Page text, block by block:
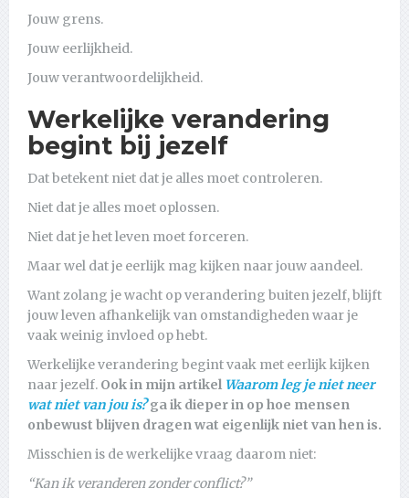
Jouw grens.
Jouw eerlijkheid.
Jouw verantwoordelijkheid.
Werkelijke verandering
begint bij jezelf
Dat betekent niet dat je alles moet controleren.
Niet dat je alles moet oplossen.
Niet dat je het leven moet forceren.
Maar wel dat je eerlijk mag kijken naar jouw aandeel.
Want zolang je wacht op verandering buiten jezelf, blijft
jouw leven afhankelijk van omstandigheden waar je
vaak weinig invloed op hebt.
Werkelijke verandering begint vaak met eerlijk kijken
naar jezelf. Ook in mijn artikel Waarom leg je niet neer
wat niet van jou is?ga ik dieper in op hoe mensen
onbewust blijven dragen wat eigenlijk niet van hen is.
Misschien is de werkelijke vraag daarom niet:
“Kan ik veranderen zonder conflict?”